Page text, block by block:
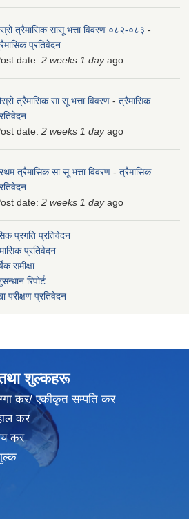
त्रैमासिक सासू भत्ता विवरण ०८२-०८३ -
प्रतिवेदन
date: 2 weeks 1 dayago
त्रैमासिक सा.सू भत्ता विवरण - त्रैमासिक
date: 2 weeks 1 dayago
त्रैमासिक सा.सू भत्ता विवरण - त्रैमासिक
date: 2 weeks 1 dayago
प्रगति प्रतिवेदन
प्रतिवेदन
समीक्षा
रिपोर्ट
परीक्षण प्रतिवेदन
शुल्कहरू
कर/ एकीकृत सम्पति कर
कर
कर